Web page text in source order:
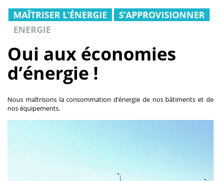
MAÎTRISER L’ÉNERGIE
S’APPROVISIONNER
ENERGIE
Oui aux économies
d’énergie !
Nous maîtrisons la consommation d’énergie de nos bâtiments et de
nos équipements.